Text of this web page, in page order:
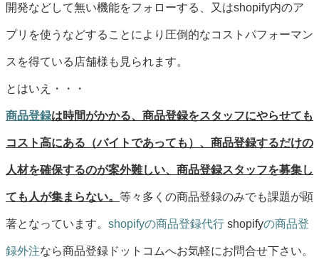
開発などして無い機能をフォローする、又はshopify内のア
プリを使うなどすることにより圧倒的なコストパフォーマン
スを得ている店舗様も見られます。
とはいえ・・・
商品登録は時間がかかる、商品登録をスタッフにやらせても
コスト高にある（バイトであっても）、商品登録するだけの
人材を確保するのが案外難しい、商品登録スタッフを募集し
ても人が集まらない。 等々多くの商品登録のみでも課題が顕
著となっています。 shopifyの商品登録代行 shopifyの商品登
録外注なら商品登録ドットコムへお気軽にお問合せ下さい。